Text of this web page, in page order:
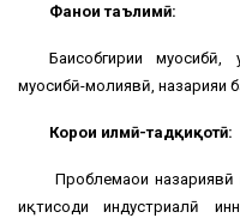
Фанҳои таълимӣ:
Баҳисобгирии муҳосибӣ,
муҳосибӣ-молиявӣ, назарияи
Корҳои илмӣ-тадқиқотӣ:
Проблемаҳои
иқтисоди индустриалӣ